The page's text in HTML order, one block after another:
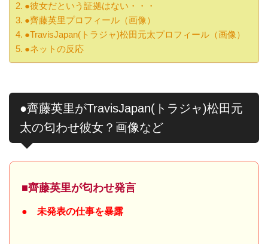
●彼女だという証拠はない・・・
●齊藤英里プロフィール（画像）
●TravisJapan(トラジャ)松田元太プロフィール（画像）
●ネットの反応
●齊藤英里がTravisJapan(トラジャ)松田元
太の匂わせ彼女？画像など
■齊藤英里が匂わせ発言
● 未発表の仕事を暴露